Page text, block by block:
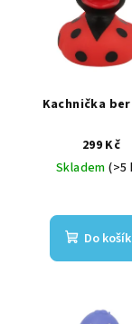
Kachnička
299 Kč
Skladem(>5
Do